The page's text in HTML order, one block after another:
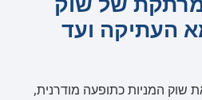
העתיקה ועד
שוק המניות כתופעה מודרנית,